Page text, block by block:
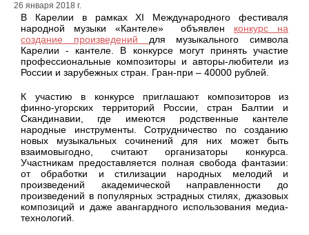
26 января 2018 г.
В Карелии в рамках XI Международного фестиваля
народной музыки «Кантеле» объявлен конкурс на
создание произведений для музыкального символа
Карелии - кантеле. В конкурсе могут принять участие
профессиональные композиторы и авторы-любители из
России и зарубежных стран. Гран-при – 40000 рублей.
К участию в конкурсе приглашают композиторов из
финно-угорских территорий России, стран Балтии и
Скандинавии, где имеются родственные кантеле
народные инструменты. Сотрудничество по созданию
новых музыкальных сочинений для них может быть
взаимовыгодно, считают организаторы конкурса.
Участникам предоставляется полная свобода фантазии:
от обработки и стилизации народных мелодий и
произведений академической направленности до
произведений в популярных эстрадных стилях, джазовых
композиций и даже авангардного использования медиа-
технологий.